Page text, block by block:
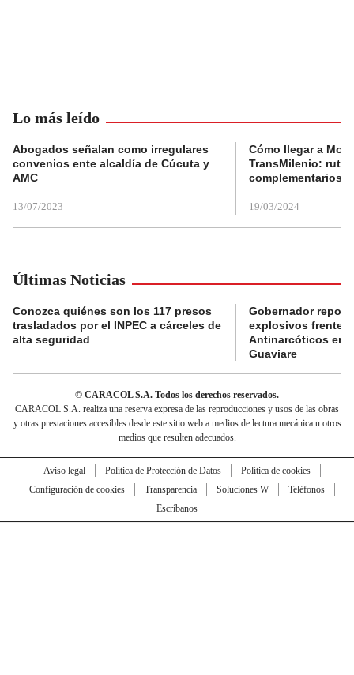
Lo más leído
Abogados señalan como irregulares
convenios ente alcaldía de Cúcuta y
AMC
13/07/2023
Cómo llegar a
TransMilenio:
complementarios
19/03/2024
Últimas Noticias
Conozca quiénes son los 117 presos
trasladados por el INPEC a cárceles de
alta seguridad
Gobernador
explosivos frente a
Antinarcóticos en
Guaviare
© CARACOL S.A. Todos los derechos reservados.
CARACOL S.A. realiza una reserva expresa de las reproducciones y usos de las obras
y otras prestaciones accesibles desde este sitio web a medios de lectura mecánica u otros
medios que resulten adecuados.
Aviso legal Política de Protección de Datos
Política de cookies
Configuración de cookies
Transparencia Soluciones W
Teléfonos
Escríbanos